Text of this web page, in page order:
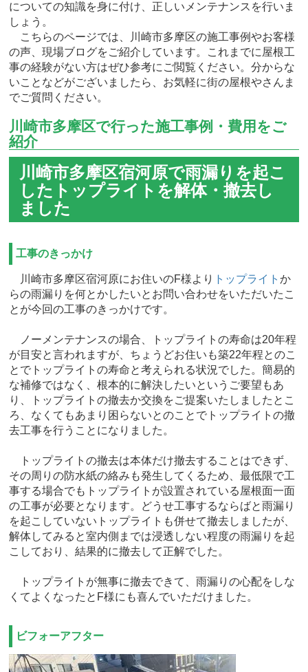
についての知識を身に付け、正しいメンテナンスを行いま
しょう。
こちらのページでは、川崎市多摩区の施工事例やお客様
の声、現場ブログをご紹介しています。これまでに屋根工
事の経験がない方はぜひ参考にご閲覧ください。分からな
いことなどがございましたら、お気軽に街の屋根やさんま
でご質問ください。
川崎市多摩区で行った施工事例・費用をご
紹介
川崎市多摩区宿河原で雨漏りを起こ
したトップライトを解体・撤去し
ました
工事のきっかけ
川崎市多摩区宿河原にお住いのF様より トップライトか
らの雨漏りを何とかしたいとお問い合わせをいただいたこ
とが今回の工事のきっかけです。
ノーメンテナンスの場合、トップライトの寿命は20年程
が目安と言われますが、ちょうどお住いも築22年程とのこ
とでトップライトの寿命と考えられる状況でした。簡易的
な補修ではなく、根本的に解決したいというご要望もあ
り、トップライトの撤去か交換をご提案いたしましたとこ
ろ、なくてもあまり困らないとのことでトップライトの撤
去工事を行うことになりました。
トップライトの撤去は本体だけ撤去することはできず、
その周りの防水紙の絡みも発生してくるため、最低限で工
事する場合でもトップライトが設置されている屋根面一面
の工事が必要となります。どうせ工事するならばと雨漏り
を起こしていないトップライトも併せて撤去しましたが、
解体してみると室内側までは浸透しない程度の雨漏りを起
こしており、結果的に撤去して正解でした。
トップライトが無事に撤去できて、雨漏りの心配をしな
くてよくなったとF様にも喜んでいただけました。
ビフォーアフター